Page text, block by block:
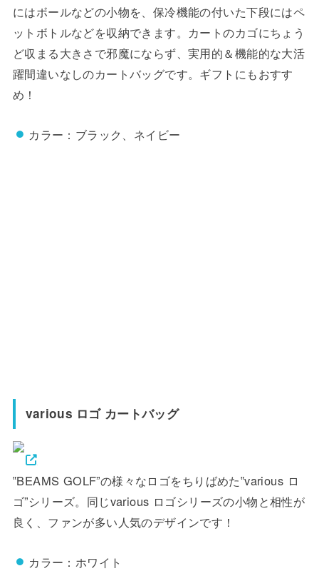
にはボールなどの小物を、保冷機能の付いた下段にはペ
ットボトルなどを収納できます。カートのカゴにちょう
ど収まる大きさで邪魔にならず、実用的＆機能的な大活
躍間違いなしのカートバッグです。ギフトにもおすす
め！
カラー：ブラック、ネイビー
various ロゴ カートバッグ
‟BEAMS GOLF”の様々なロゴをちりばめた‟various ロ
ゴ”シリーズ。同じvarious ロゴシリーズの小物と相性が
良く、ファンが多い人気のデザインです！
カラー：ホワイト